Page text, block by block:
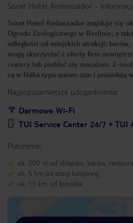
Sorat Hotel Ambassador -
Sorat Hotel Ambassador znajduje się
Ogrodu Zoologicznego w Berlinie, a
odległości od miejskich atrakcji:
mogą skorzystać z oferty firm
rowery lub poddać się masażom. 2-
są w łóżka typu queen size i posiadają
Najpopularniejsze udogodnienia:
Darmowe Wi-Fi
TUI Service Center 24/7 + TUI
Położenie:
ok. 200 m od sklepów, barów,
ok. 5 km od stacji kolejowej
ok. 11 km od lotniska